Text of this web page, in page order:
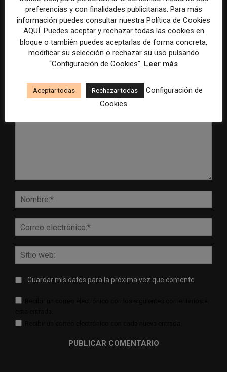
establece un sistema de
control para el uso de la
inteligencia artificial
especial para la mejor
cobertura periodística del
Mundial 2026
DEJA UNA RESPUESTA
web:
Guardar mis datos para la próxima vez que comente
preferencias y con finalidades publicitarias. Para más
información puedes consultar nuestra Política de Cookies
AQUÍ. Puedes aceptar y rechazar todas las cookies en
bloque o también puedes aceptarlas de forma concreta,
modificar su selección o rechazar su uso pulsando
“Configuración de Cookies”. Leer más
Aceptar todas Rechazar todas
Configuración de
Cookies